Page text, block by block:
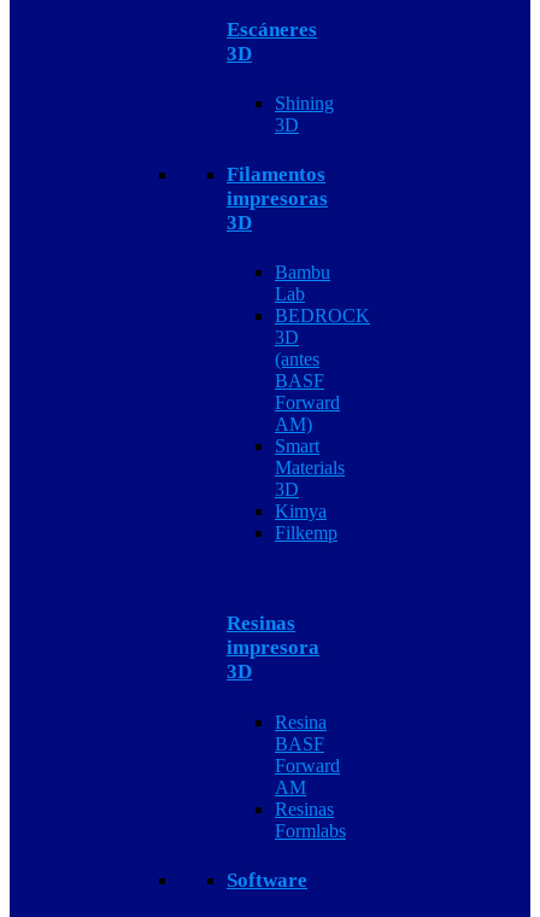
Escáneres
3D
Shining
3D
Filamentos
impresoras
3D
Bambu
Lab
BEDROCK
3D
(antes
BASF
Forward
AM)
Smart
Materials
3D
Kimya
Filkemp
Resinas
impresora
3D
Resina
BASF
Forward
AM
Resinas
Formlabs
Software